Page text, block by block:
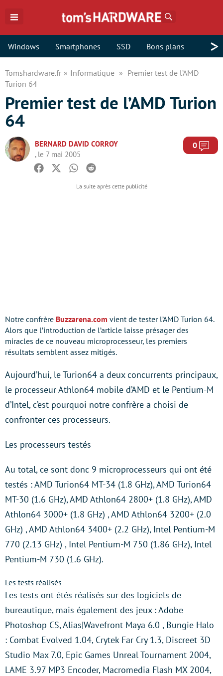
Windows Smartphones SSD Bons plans >
Tomshardware.fr Informatique
Premier test de l’AMD
Turion 64
Premier test de l’AMD Turion
64
BERNARD DAVID CORROY
, le 7 mai 2005
0
Facebook
TwitterWhatsapp
Reddit
Notre confrère Buzzarena.com vient de tester l’AMD Turion 64.
Alors que l’introduction de l’article laisse présager des
miracles de ce nouveau microprocesseur, les premiers
résultats semblent assez mitigés.
Aujourd’hui, le Turion64 a deux concurrents principaux,
le processeur Athlon64 mobile d’AMD et le Pentium-M
d’Intel, c’est pourquoi notre confrère a choisi de
confronter ces processeurs.
Les processeurs testés
Au total, ce sont donc 9 microprocesseurs qui ont été
testés : AMD Turion64 MT-34 (1.8 GHz), AMD Turion64
MT-30 (1.6 GHz), AMD Athlon64 2800+ (1.8 GHz), AMD
Athlon64 3000+ (1.8 GHz) , AMD Athlon64 3200+ (2.0
GHz) , AMD Athlon64 3400+ (2.2 GHz), Intel Pentium-M
770 (2.13 GHz) , Intel Pentium-M 750 (1.86 GHz), Intel
Pentium-M 730 (1.6 GHz).
Les tests réalisés
Les tests ont étés réalisés sur des logiciels de
bureautique, mais également des jeux : Adobe
Photoshop CS, Alias|Wavefront Maya 6.0 , Bungie Halo
: Combat Evolved 1.04, Crytek Far Cry 1.3, Discreet 3D
Studio Max 7.0, Epic Games Unreal Tournament 2004,
LAME 3.97 MP3 Encoder, Macromedia Flash MX 2004,